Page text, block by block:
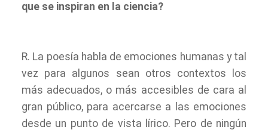
que se inspiran en la ciencia?
R. La poesía habla de emociones humanas y tal
vez para algunos sean otros contextos los
más adecuados, o más accesibles de cara al
gran público, para acercarse a las emociones
desde un punto de vista lírico. Pero de ningún